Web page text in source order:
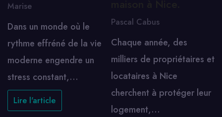
Marise
Dans un monde où le
rythme effréné de la vie
moderne engendre un
stress constant,…
Lire l'article
Pascal Cabus
Chaque année, des
milliers de propriétaires et
locataires à Nice
cherchent à protéger leur
logement,…